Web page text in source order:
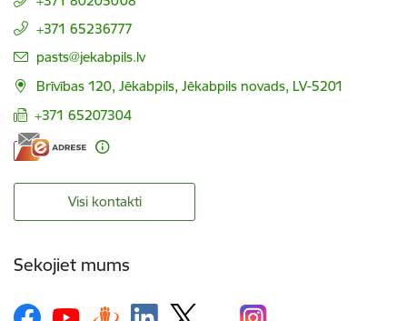
+371 65236777
E-pasts:
pasts@jekabpils.lv
Brīvības 120, Jēkabpils, Jēkabpils novads, LV-5201
+371 65207304
Visi kontakti
Sekojiet mums